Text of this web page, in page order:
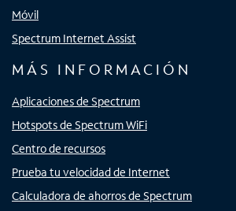
Móvil
Spectrum Internet Assist
MÁS INFORMACIÓN
Aplicaciones de Spectrum
Hotspots de Spectrum WiFi
Centro de recursos
Prueba tu velocidad de Internet
Calculadora de ahorros de Spectrum